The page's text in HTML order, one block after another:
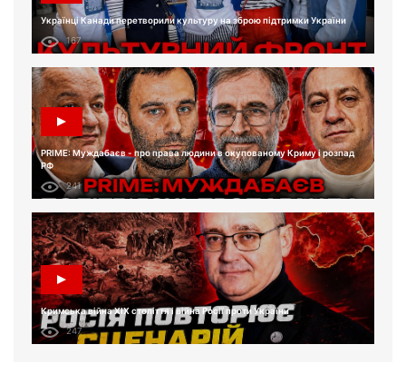
Українці Канади перетворили культуру на зброю підтримки України
167
PRIME: Муждабаєв - про права людини в окупованому Криму і розпад
РФ
241
Кримська війна XIX століття і війна Росії проти України
247